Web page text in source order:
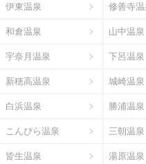
伊東温泉 修善寺温
和倉温泉 山中温泉
宇奈月温泉 下呂温泉
新穂高温泉 城崎温泉
白浜温泉 勝浦温泉
こんぴら温泉 三朝温泉
皆生温泉 湯原温泉